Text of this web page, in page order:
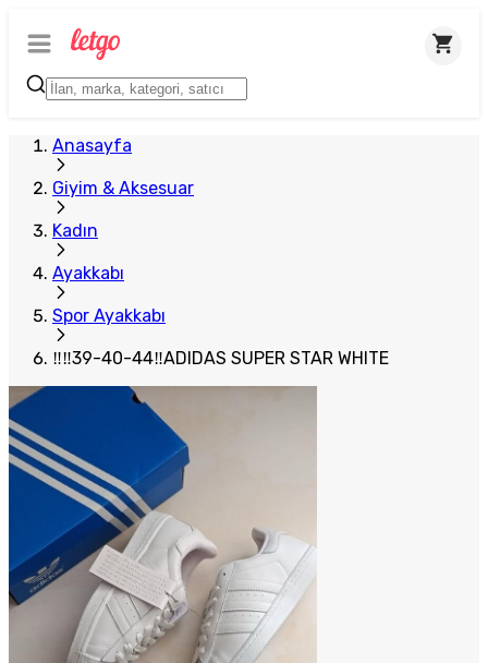
Anasayfa
Giyim & Aksesuar
Kadın
Ayakkabı
Spor Ayakkabı
‼‼39-40-44‼ADIDAS SUPER STAR WHITE
Plus Satıcı